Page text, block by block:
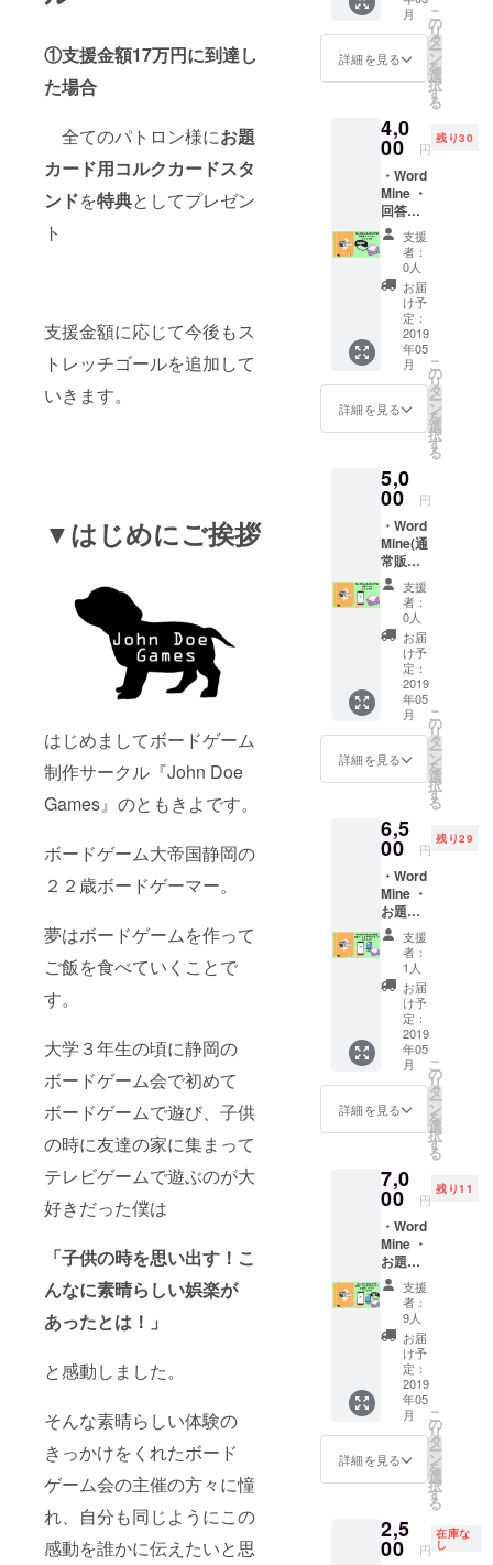
①支援金額17万円に到達し
た場合
全てのパトロン様にお題
カード用コルクカードスタ
ンドを特典としてプレゼン
ト
支援金額に応じて今後もス
トレッチゴールを追加して
いきます。
▼はじめにご挨拶
はじめましてボードゲーム
制作サークル『John Doe
Games』のともきよです。
ボードゲーム大帝国静岡の
２２歳ボードゲーマー。
夢はボードゲームを作って
ご飯を食べていくことで
す。
大学３年生の頃に静岡の
ボードゲーム会で初めて
ボードゲームで遊び、子供
の時に友達の家に集まって
テレビゲームで遊ぶのが大
好きだった僕は
「子供の時を思い出す！こ
んなに素晴らしい娯楽が
あったとは！」
と感動しました。
そんな素晴らしい体験の
きっかけをくれたボード
ゲーム会の主催の方々に憧
れ、自分も同じようにこの
感動を誰かに伝えたいと思
月
詳細を見る
こ
の
リ
タ
ー
ン
を
選
択
す
る
4,0
00 円
残り30
・Word
Mine ・
回答者
アイマ
スク ・
お礼の
手紙
支援
者：
0人
お届
け予
定：
2019
年05
月
詳細を見る
こ
の
リ
タ
ー
ン
を
選
択
す
る
5,0
00 円
・Word
Mine(通
常販売
予定価
格3000
円) ・お
題ツー
ル ・お
礼の手
支援
者：
0人
お届
け予
定：
2019
年05
月
詳細を見る
こ
の
リ
タ
ー
ン
を
選
択
す
る
6,5
00 円
残り29
・Word
Mine ・
お題
ツール
・お題
ツール
用オリ
ジナル
スマホ
スタン
ド ・お
礼の手
紙
支援
者：
1人
お届
け予
定：
2019
年05
月
詳細を見る
こ
の
リ
タ
ー
ン
を
選
択
す
る
7,0
00 円
残り11
・Word
Mine ・
お題
ツール
・お題
ツール
用オリ
ジナル
スマホ
スタン
ド ・回
答者ア
イマス
ク ・お
礼の手
紙
支援
者：
9人
お届
け予
定：
2019
年05
月
詳細を見る
こ
の
リ
タ
ー
ン
を
選
択
す
る
2,5
00 円
在庫な
し